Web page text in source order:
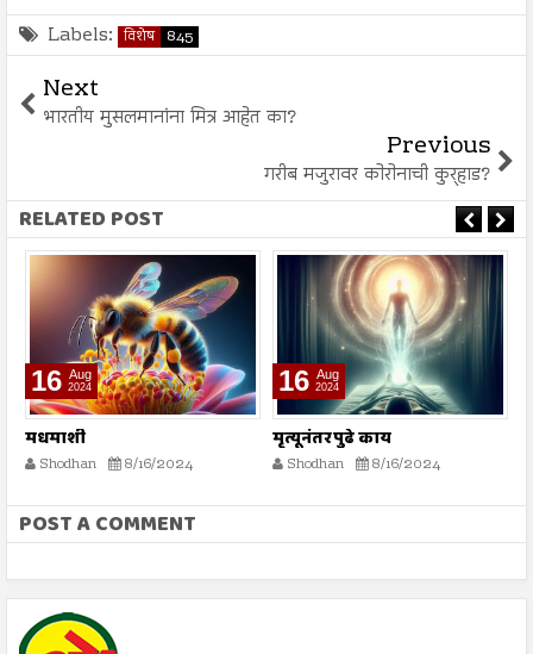
Labels: विशेष 845
Next
भारतीय मुसलमानांना मित्र आहेत का?
Previous
गरीब मजुरावर कोरोनाची कुर्‍हाड?
RELATED POST
16 Aug
2024
मधमाशी
Shodhan 8/16/2024
16 Aug
2024
मृत्यूनंतर पुढे काय
Shodhan 8/16/2024
POST A COMMENT